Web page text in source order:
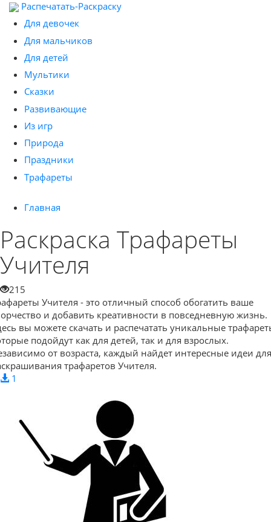
Распечатать-Раскраску
Для девочек
Для мальчиков
Для детей
Мультики
Сказки
Развивающие
Из игр
Природа
Праздники
Трафареты
Главная
Раскраска Трафареты
Учителя
215
Учителя - это отличный способ обогатить ваше
и добавить креативности в повседневную жизнь.
вы можете скачать и распечатать уникальные
подойдут как для детей, так и для взрослых.
от возраста, каждый найдет интересные идеи для
трафаретов Учителя.
1